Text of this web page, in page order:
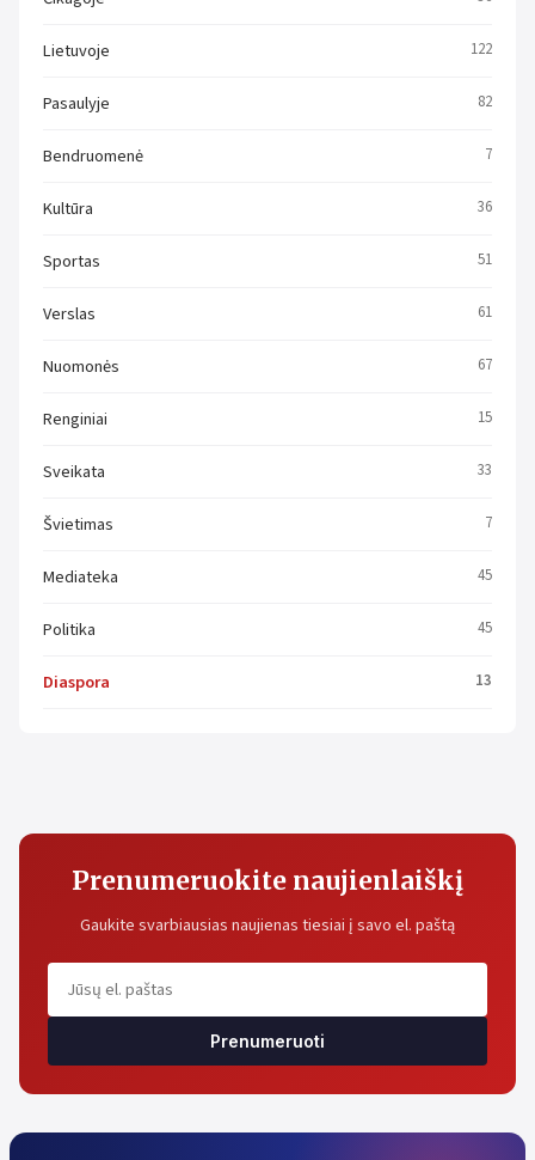
Lietuvoje 122
Pasaulyje 82
Bendruomenė 7
Kultūra 36
Sportas 51
Verslas 61
Nuomonės 67
Renginiai 15
Sveikata 33
Švietimas 7
Mediateka 45
Politika 45
Diaspora 13
Prenumeruokite naujienlaiškį
Gaukite svarbiausias naujienas tiesiai į savo el. paštą
Prenumeruoti